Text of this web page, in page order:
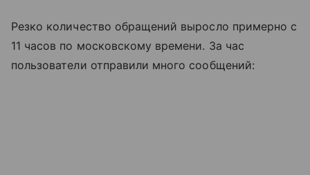
Резко количество обращений выросло примерно с
11 часов по московскому времени. За час
пользователи отправили много сообщений: